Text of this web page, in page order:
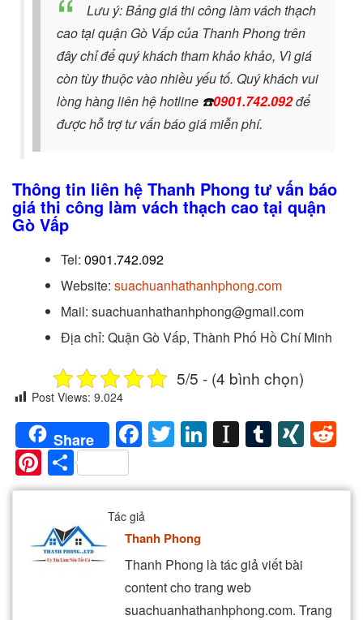
Lưu ý: Bảng giá thi công làm vách thạch
cao tại quận Gò Vấp của Thanh Phong trên
đây chỉ để quý khách tham khảo khảo, Vì giá
còn tùy thuộc vào nhiều yếu tố. Quý khách vui
lòng hàng liên hệ hotline ☎️0901.742.092để
được hỗ trợ tư vấn báo giá miễn phí.
Thông tin liên hệ Thanh Phong tư vấn báo
giá thi công làm vách thạch cao tại quận
Gò Vấp
Tel: 0901.742.092
Website: suachuanhathanhphong.com
Mail: suachuanhathanhphong@gmail.com
Địa chỉ: Quận Gò Vấp, Thành Phố Hồ Chí Minh
5/5 - (4 bình chọn)
Post Views: 9.024
Share Facebook
Twitter
LinkedIn
Instapaper
Tumblr
Pinterest
Share
Tác giả
Thanh Phong
Thanh Phong là tác giả viết bài
content cho trang web
suachuanhathanhphong.com. Trang